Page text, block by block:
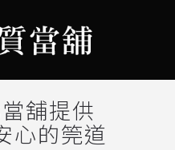
舖提供
心的筦道